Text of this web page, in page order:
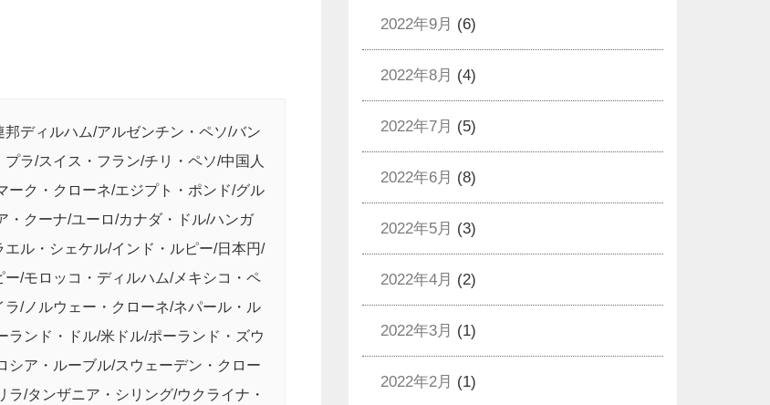
ディルハム/アルゼンチン・ペソ/バン
ラ/スイス・フラン/チリ・ペソ/中国人
ーク・クローネ/エジプト・ポンド/グル
・クーナ/ユーロ/カナダ・ドル/ハンガ
ル・シェケル/インド・ルピー/日本円/
/モロッコ・ディルハム/メキシコ・ペ
/ノルウェー・クローネ/ネパール・ル
ランド・ドル/米ドル/ポーランド・ズウ
シア・ルーブル/スウェーデン・クロー
/タンザニア・シリング/ウクライナ・
2022年9月 (6)
2022年8月 (4)
2022年7月 (5)
2022年6月 (8)
2022年5月 (3)
2022年4月 (2)
2022年3月 (1)
2022年2月 (1)